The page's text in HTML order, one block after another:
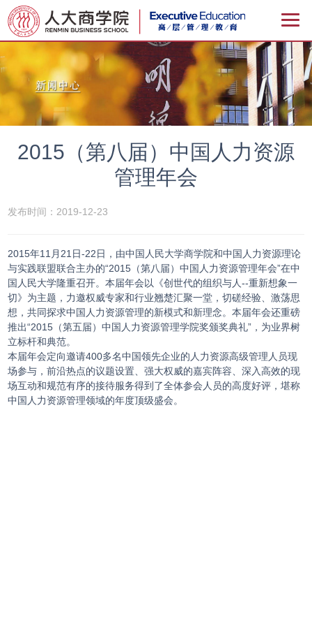
2015（第八届）中国人力资源
管理年会
发布时间：2019-12-23
2015年11月21日-22日，由中国人民大学商学院和中国人力资源理论
与实践联盟联合主办的“2015（第八届）中国人力资源管理年会”在中
国人民大学隆重召开。本届年会以《创世代的组织与人--重新想象一
切》为主题，力邀权威专家和行业翘楚汇聚一堂，切磋经验、激荡思
想，共同探求中国人力资源管理的新模式和新理念。本届年会还重磅
推出“2015（第五届）中国人力资源管理学院奖颁奖典礼”，为业界树
立标杆和典范。
本届年会定向邀请400多名中国领先企业的人力资源高级管理人员现
场参与，前沿热点的议题设置、强大权威的嘉宾阵容、深入高效的现
场互动和规范有序的接待服务得到了全体参会人员的高度好评，堪称
中国人力资源管理领域的年度顶级盛会。